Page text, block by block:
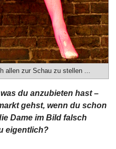
allen zur Schau zu stellen ...
du anzubieten hast –
gehst, wenn du schon
Dame im Bild falsch
eigentlich?